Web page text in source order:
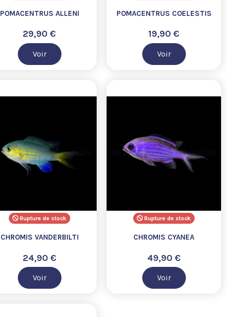
POMACENTRUS ALLENI
29,90 €
Voir
POMACENTRUS COELESTIS
19,90 €
Voir
Rupture de stock
CHROMIS VANDERBILTI
24,90 €
Voir
Rupture de stock
CHROMIS CYANEA
49,90 €
Voir